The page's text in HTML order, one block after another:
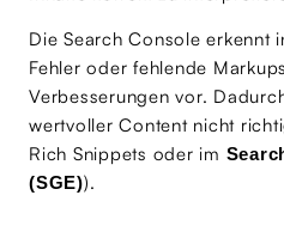
Die Search Console erkennt
Fehler oder fehlende
Verbesserungen vor.
wertvoller Content nicht
Rich Snippets oder im
(SGE)).